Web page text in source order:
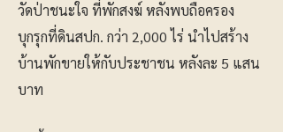
วัดป่าชนะใจ ที่พักสงฆ์ หลังพบถือครอง
บุกรุกที่ดินสปก. กว่า 2,000 ไร่ นำไปสร้าง
บ้านพักขายให้กับประชาชน หลังละ 5 แสน
บาท